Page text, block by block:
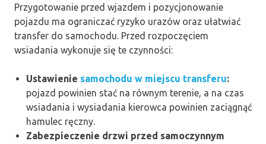
Przygotowanie przed wjazdem i pozycjonowanie
pojazdu ma ograniczać ryzyko urazów oraz ułatwiać
transfer do samochodu. Przed rozpoczęciem
wsiadania wykonuje się te czynności:
Ustawienie samochodu w miejscu transferu:
pojazd powinien stać na równym terenie, a na czas
wsiadania i wysiadania kierowca powinien zaciągnąć
hamulec ręczny.
Zabezpieczenie drzwi przed samoczynnym